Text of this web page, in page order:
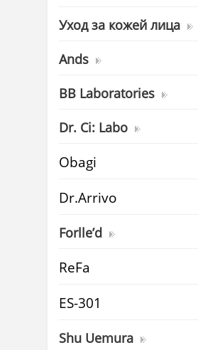
Уход за кожей лица
Ands
BB Laboratories
Dr. Ci: Labo
Obagi
Dr.Arrivo
Forlle’d
ReFa
ES-301
Shu Uemura